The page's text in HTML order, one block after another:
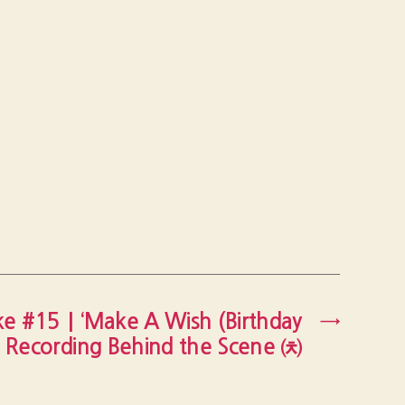
→
#15｜‘Make A Wish (Birthday
Recording Behind the Scene ㈉